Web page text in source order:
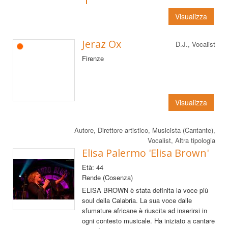
Visualizza
D.J., Vocalist
Jeraz Ox
Firenze
Visualizza
Autore, Direttore artistico, Musicista (Cantante),
Vocalist, Altra tipologia
Elisa Palermo 'Elisa Brown'
Età: 44
Rende (Cosenza)
ELISA BROWN è stata definita la voce più
soul della Calabria. La sua voce dalle
sfumature africane è riuscita ad inserirsi in
ogni contesto musicale. Ha iniziato a cantare